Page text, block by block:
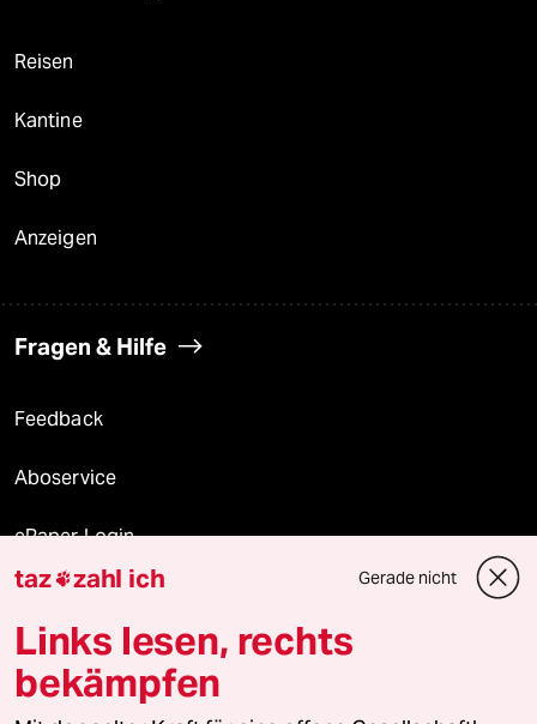
Reisen
Kantine
Shop
Anzeigen
Fragen & Hilfe
Feedback
Aboservice
ePaper Login
Downloads für Abonnierende
© 2026 taz Verlags und Vertriebs GmbH
taz zahl ich Gerade nicht
Links lesen, rechts
bekämpfen